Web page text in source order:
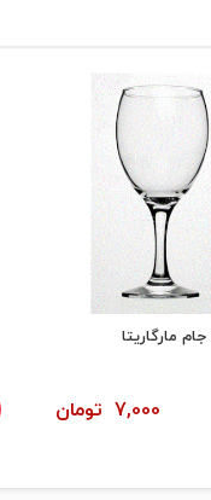
جام مارگاریتا
7,000 تومان